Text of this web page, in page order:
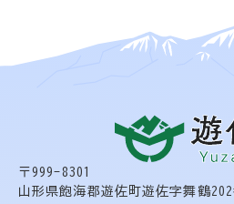
〒999-8301
山形県飽海郡遊佐町遊佐字舞鶴